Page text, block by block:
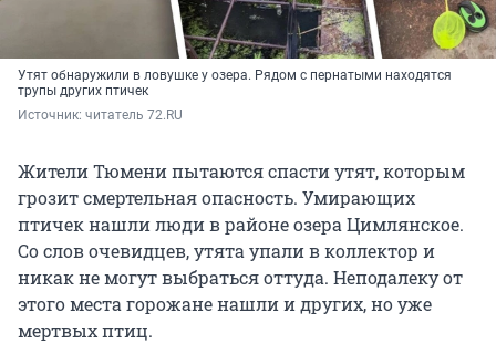
Утят обнаружили в ловушке у озера. Рядом с пернатыми находятся
трупы других птичек
Источник: читатель 72.RU
Жители Тюмени пытаются спасти утят, которым
грозит смертельная опасность. Умирающих
птичек нашли люди в районе озера Цимлянское.
Со слов очевидцев, утята упали в коллектор и
никак не могут выбраться оттуда. Неподалеку от
этого места горожане нашли и других, но уже
мертвых птиц.